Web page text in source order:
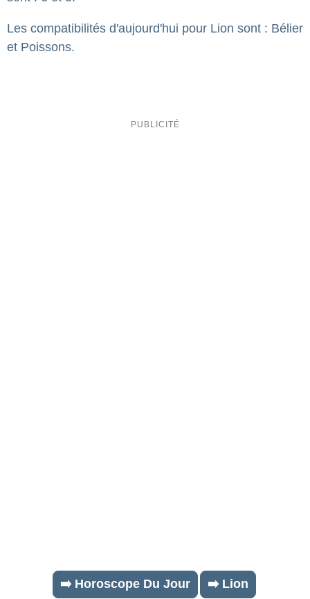
Les compatibilités d'aujourd'hui pour Lion sont : Bélier
et Poissons.
➡️ Horoscope Du Jour ➡️ Lion